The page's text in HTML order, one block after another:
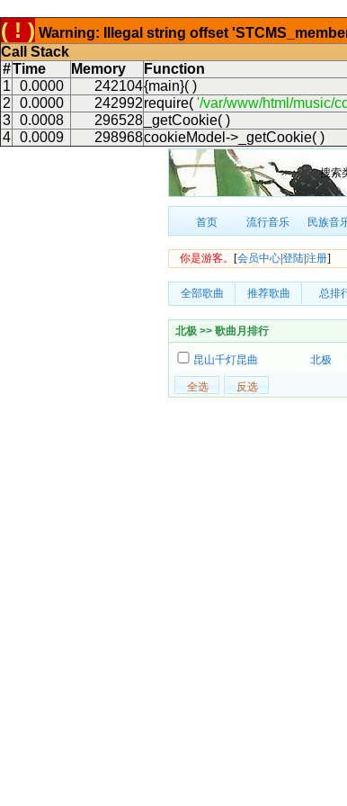
( ! ) Warning: Illegal string offset
Call Stack
#Time Memory Function
1
0.0000 242104{main}( )
2
0.0000 242992require( '/var/www/html/music/
3
0.0008 296528 _getCookie( )
4
0.0009 298968cookieModel->_getCookie( )
搜索
首页 流行音乐 民族音
你是游客。 [会员中心登陆注册]
全部歌曲 推荐歌曲 总排
北极 >> 歌曲月排行
昆山千灯昆曲 北极